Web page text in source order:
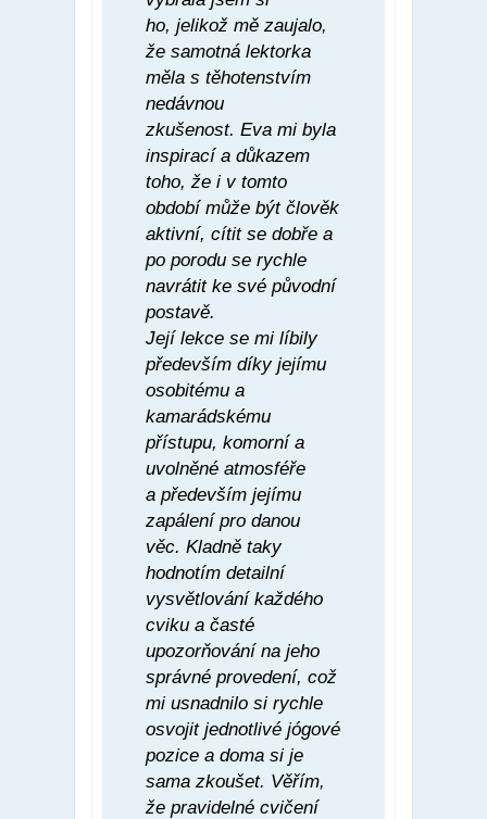
ho, jelikož mě zaujalo,
že samotná lektorka
měla s těhotenstvím
nedávnou
zkušenost. Eva mi byla
inspirací a důkazem
toho, že i v tomto
období může být člověk
aktivní, cítit se dobře a
po porodu se rychle
navrátit ke své původní
postavě.
Její lekce se mi líbily
především díky jejímu
osobitému a
kamarádskému
přístupu, komorní a
uvolněné atmosféře
a především jejímu
zapálení pro danou
věc. Kladně taky
hodnotím detailní
vysvětlování každého
cviku a časté
upozorňování na jeho
správné provedení, což
mi usnadnilo si rychle
osvojit jednotlivé jógové
pozice a doma si je
sama zkoušet. Věřím,
že pravidelné cvičení